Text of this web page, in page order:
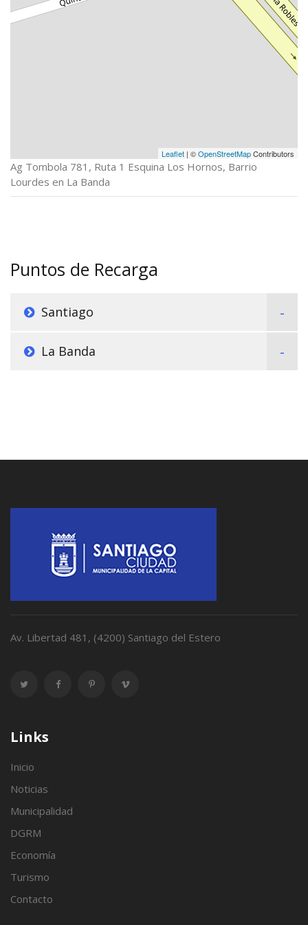
Leaflet | ©OpenStreetMapContributors
Ag Tombola 781, Ruta 1 Esquina Los Hornos, Barrio
Lourdes en La Banda
Puntos de Recarga
Santiago
La Banda
Av. Libertad 481, (4200) Santiago del Estero
Links
Inicio
Noticias
Municipalidad
DGRM
Economía
Turismo
Contacto